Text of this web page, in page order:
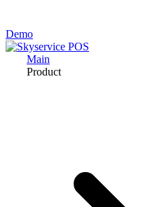
Demo
Main
Product